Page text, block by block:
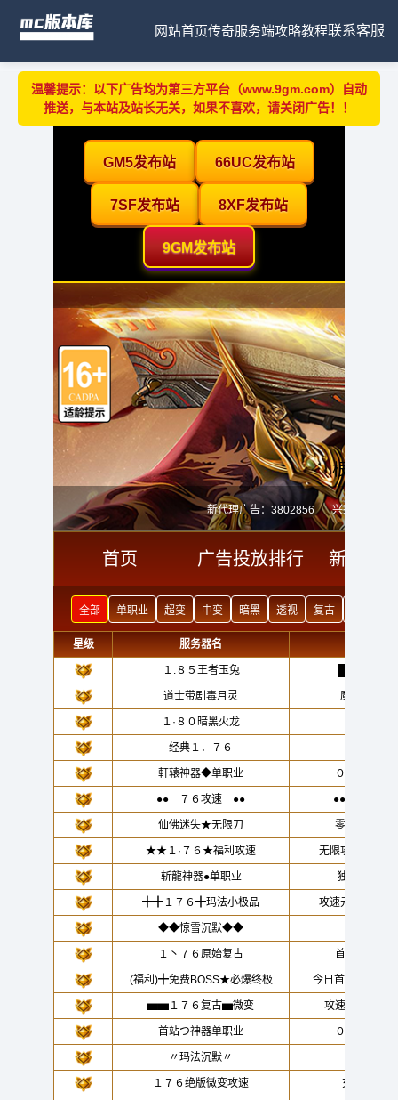
网站首页传奇服务端攻略教程联系客服
温馨提示：以下广告均为第三方平台（www.9gm.com）自动
推送，与本站及站长无关，如果不喜欢，请关闭广告！！